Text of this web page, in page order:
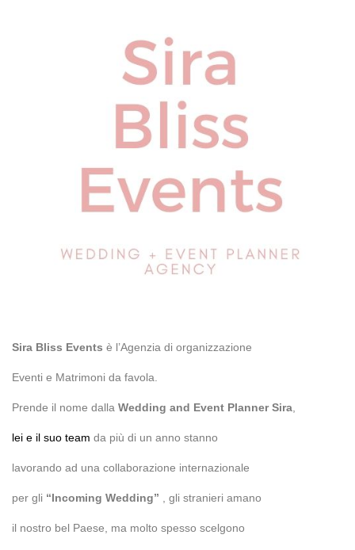
Sira Bliss Events è l’Agenzia di organizzazione
Eventi e Matrimoni da favola.
Prende il nome dalla Wedding and Event Planner Sira
lei e il suo team da più di un anno stanno
lavorando ad una collaborazione internazionale
per gli “Incoming Wedding” , gli stranieri amano
il nostro bel Paese, ma molto spesso scelgono